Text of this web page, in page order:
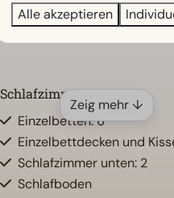
Schlafzimmer
Einzelbetten: 6
Einzelbettdecken und
Schlafzimmer unten: 2
Schlafboden
Zeig mehr ↓
Alle akzeptieren